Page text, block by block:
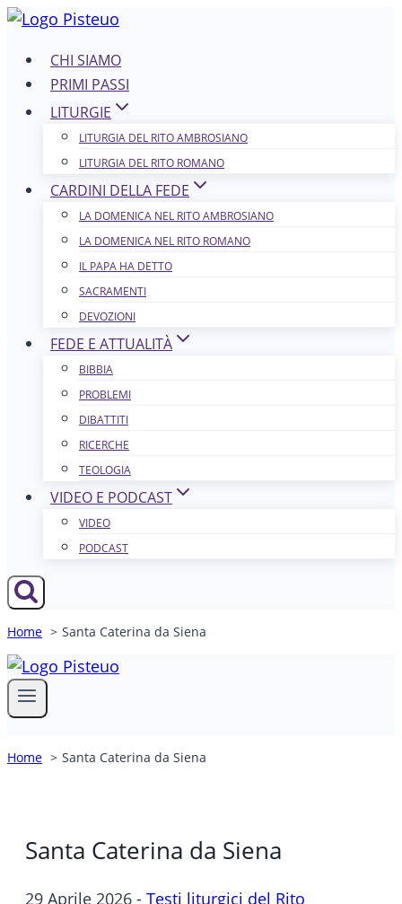
Salta
contenutoCHI SIAMO
PRIMI PASSI
LITURGIE
LITURGIA DEL RITO AMBROSIANO
LITURGIA DEL RITO ROMANO
CARDINI DELLA FEDE
LA DOMENICA NEL R​​​​​​ITO AMBROSIANO
LA DOMENICA NEL RITO ROMANO
IL PAPA HA DETTO
SACRAMENTI
DEVOZIONI
FEDE E ATTUALITÀ
BIBBIA
PROBLEMI
DIBATTITI
RICERCHE
TEOLOGIA
VIDEO E PODCAST
VIDEO
PODCAST
Home Santa Caterina da Siena
Home Santa Caterina da Siena
Santa Caterina da Siena
29 Aprile 2026 - Testi liturgici del Rito